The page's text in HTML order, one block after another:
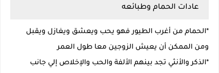
عادات الحمام وطبائعه
*الحمام من أغرب الطيور فهو يحب ويعشق ويغازل ويقبل
ومن الممكن أن يعيش الزوجين معا طول العمر
*الذكر والأنثي تجد بينهم الألفة والحب والإخلاص إلي جانب